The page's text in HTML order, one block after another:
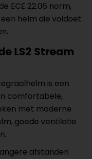
ECE 22.06 norm,
helm die voldoet
LS2 Stream
is een
comfortabele,
met moderne
goede ventilatie
afstanden